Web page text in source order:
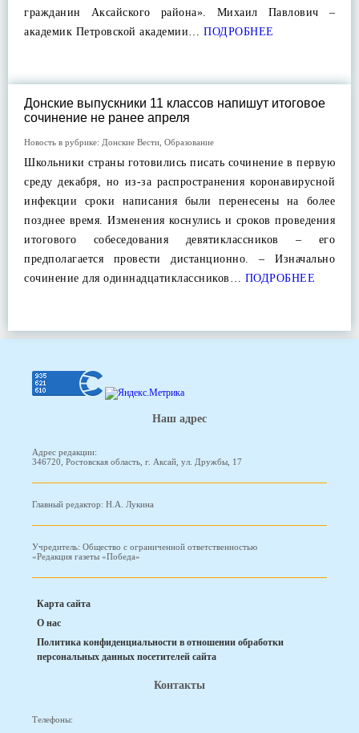
гражданин Аксайского района». Михаил Павлович –
академик Петровской академии… ПОДРОБНЕЕ
Донские выпускники 11 классов напишут итоговое
сочинение не ранее апреля
Новость в рубрике: Донские Вести Образование
Школьники страны готовились писать сочинение в первую
среду декабря, но из-за распространения коронавирусной
инфекции сроки написания были перенесены на более
позднее время. Изменения коснулись и сроков проведения
итогового собеседования девятиклассников – его
предполагается провести дистанционно. – Изначально
сочинение для одиннадцатиклассников… ПОДРОБНЕЕ
Наш адрес
Адрес редакции:
346720, Ростовская область, г. Аксай, ул. Дружбы, 17
Главный редактор: Н.А. Лукина
Учредитель: Общество с ограниченной ответственностью
«Редакция газеты «Победа»
Карта сайта
О нас
Политика конфиденциальности в отношении обработки
персональных данных посетителей сайта
Контакты
Телефоны: